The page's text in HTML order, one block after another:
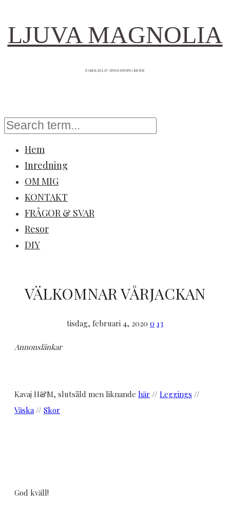
LJUVA MAGNOLIA
FAMILJELIV INREDNING MODE
Hem
Inredning
OM MIG
KONTAKT
FRÅGOR & SVAR
Resor
DIY
VÄLKOMNAR VÅRJACKAN
tisdag, februari 4, 2020 0 13
Annonslänkar
Kavaj H&M, slutsåld men liknande här // Leggings //
Väska // Skor
God kväll!